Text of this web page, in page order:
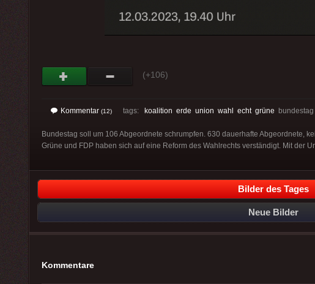
(+106)
Kommentar (12) tags: koalition erde union wahl echt grüne bundestag
Bundestag soll um 106 Abgeordnete schrumpfen. 630 dauerhafte Abgeordnete,
Grüne und FDP haben sich auf eine Reform des Wahlrechts verständigt. Mit der
Bilder des Tages
Neue Bilder
Kommentare